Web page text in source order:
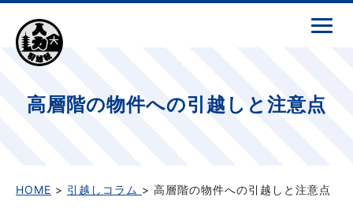
高層階の物件への引越しと注意点
HOME > 引越しコラム > 高層階の物件への引越しと注意点